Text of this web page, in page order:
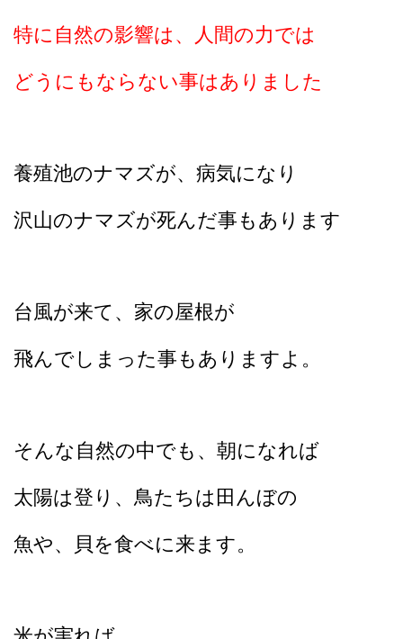
特に自然の影響は、人間の力では
どうにもならない事はありました
養殖池のナマズが、病気になり
沢山のナマズが死んだ事もあります
台風が来て、家の屋根が
飛んでしまった事もありますよ。
そんな自然の中でも、朝になれば
太陽は登り、鳥たちは田んぼの
魚や、貝を食べに来ます。